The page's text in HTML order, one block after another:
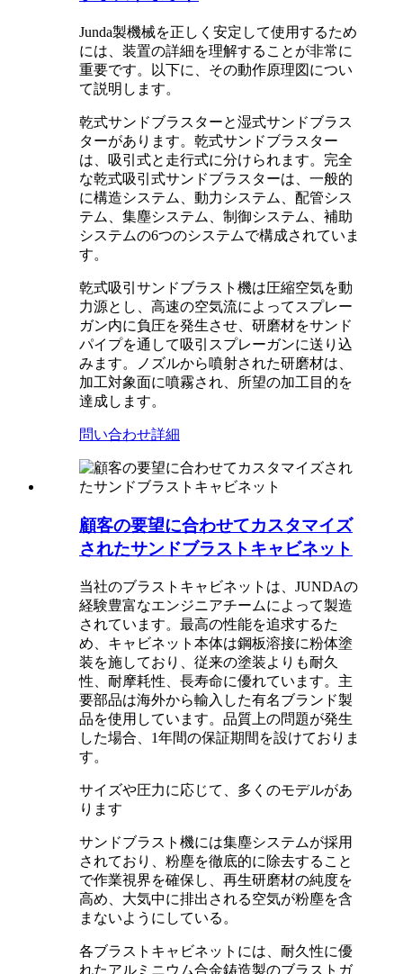
Junda製機械を正しく安定して使用するため
には、装置の詳細を理解することが非常に
重要です。以下に、その動作原理図につい
て説明します。
乾式サンドブラスターと湿式サンドブラス
ターがあります。乾式サンドブラスター
は、吸引式と走行式に分けられます。完全
な乾式吸引式サンドブラスターは、一般的
に構造システム、動力システム、配管シス
テム、集塵システム、制御システム、補助
システムの6つのシステムで構成されていま
す。
乾式吸引サンドブラスト機は圧縮空気を動
力源とし、高速の空気流によってスプレー
ガン内に負圧を発生させ、研磨材をサンド
パイプを通して吸引スプレーガンに送り込
みます。ノズルから噴射された研磨材は、
加工対象面に噴霧され、所望の加工目的を
達成します。
問い合わせ詳細
顧客の要望に合わせてカスタマイズ
されたサンドブラストキャビネット
当社のブラストキャビネットは、JUNDAの
経験豊富なエンジニアチームによって製造
されています。最高の性能を追求するた
め、キャビネット本体は鋼板溶接に粉体塗
装を施しており、従来の塗装よりも耐久
性、耐摩耗性、長寿命に優れています。主
要部品は海外から輸入した有名ブランド製
品を使用しています。品質上の問題が発生
した場合、1年間の保証期間を設けておりま
す。
サイズや圧力に応じて、多くのモデルがあ
ります
サンドブラスト機には集塵システムが採用
されており、粉塵を徹底的に除去すること
で作業視界を確保し、再生研磨材の純度を
高め、大気中に排出される空気が粉塵を含
まないようにしている。
各ブラストキャビネットには、耐久性に優
れたアルミニウム合金鋳造製のブラストガ